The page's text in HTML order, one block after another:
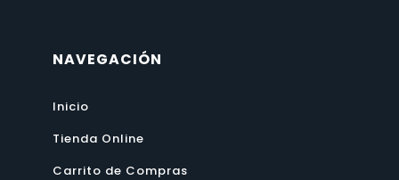
NAVEGACIÓN
Inicio
Tienda Online
Carrito de Compras